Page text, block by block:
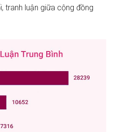
tranh luận giữa cộng đồng